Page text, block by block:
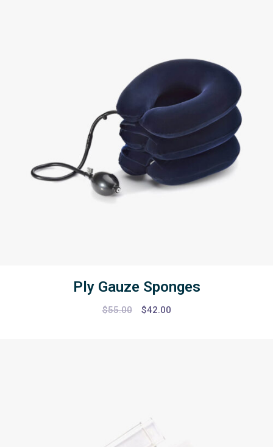
Ply Gauze Sponges
$55.00 $42.00